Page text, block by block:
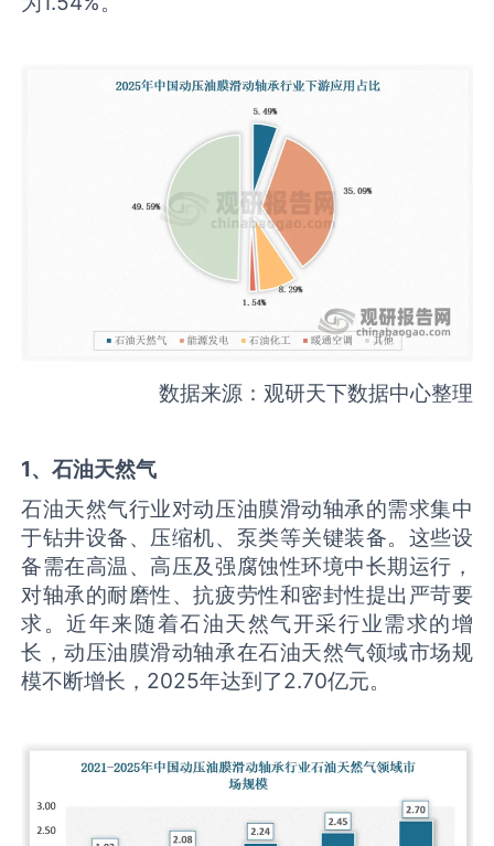
数据来源：观研天下数据中心整理
1、石油天然气
石油天然气行业对动压油膜滑动轴承的需求集中
于钻井设备、压缩机、泵类等关键装备。这些设
备需在高温、高压及强腐蚀性环境中长期运行，
对轴承的耐磨性、抗疲劳性和密封性提出严苛要
求。近年来随着石油天然气开采行业需求的增
长，动压油膜滑动轴承在石油天然气领域市场规
模不断增长，2025年达到了2.70亿元。